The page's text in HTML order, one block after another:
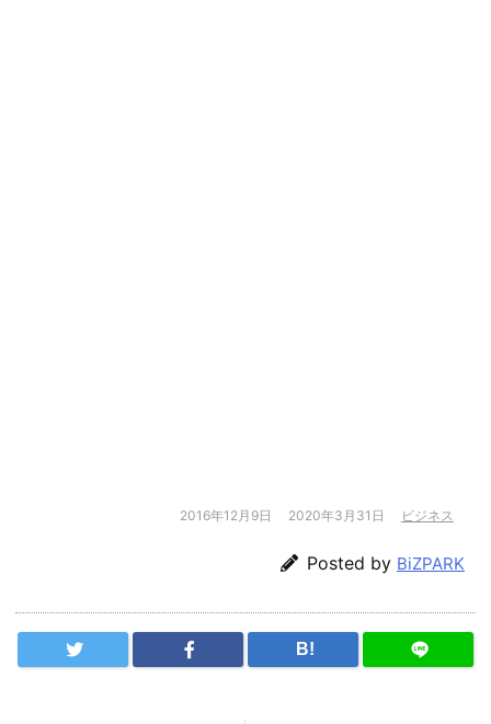
2016年12月9日 2020年3月31日 ビジネス
Posted by BiZPARK
B!